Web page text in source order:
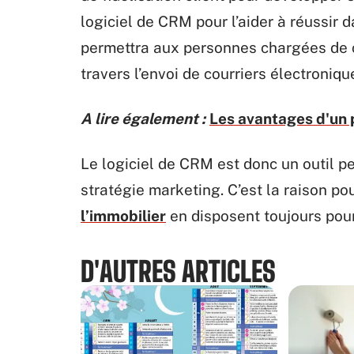
logiciel de CRM pour l’aider à réussir
permettra aux personnes chargées
travers l’envoi de courriers
A lire également : Les avantages
Le logiciel de CRM est donc un outil
stratégie marketing. C’est la raison
l’immobilier en disposent toujours
D'AUTRES ARTICLES